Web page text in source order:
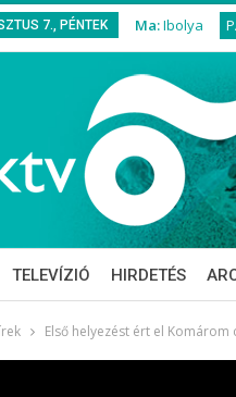
7., PÉNTEK Ma:Ibolya
TELEVÍZIÓ HIRDETÉS
Első helyezést ért el